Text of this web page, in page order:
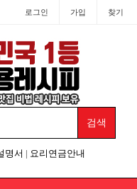
로그인 가입 찾기
명서 | 요리연금안내